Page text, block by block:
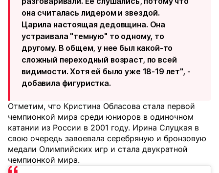
она считалась лидером и звездой.
Царила настоящая дедовщина. Она
устраивала "темную" то одному, то
другому. В общем, у нее был какой-то
сложный переходный возраст, по всей
видимости. Хотя ей было уже 18-19 лет", -
добавила фигуристка.
Отметим, что Кристина Обласова стала первой
чемпионкой мира среди юниоров в одиночном
катании из России в 2001 году. Ирина Слуцкая в
свою очередь завоевала серебряную и бронзовую
медали Олимпийских игр и стала двукратной
чемпионкой мира.